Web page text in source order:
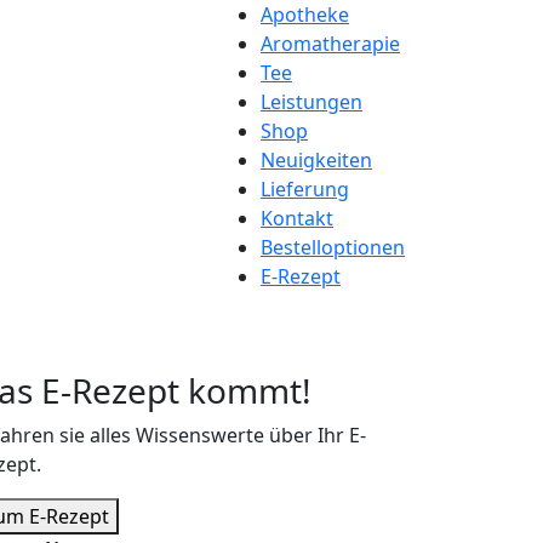
Apotheke
Aromatherapie
Tee
Leistungen
Shop
Neuigkeiten
Lieferung
Kontakt
Bestelloptionen
E-Rezept
E-Rezept kommt!
sie alles Wissenswerte über Ihr E-
E-Rezept